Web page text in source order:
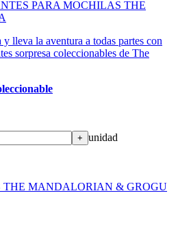
PARA MOCHILAS THE
lleva la aventura a todas partes con
sorpresa coleccionables de The
+ unidad